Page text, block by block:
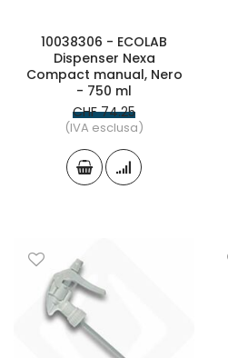
10038306 - ECOLAB
Dispenser Nexa
Compact manual, Nero
- 750 ml
CHF 74.25
(IVA esclusa)